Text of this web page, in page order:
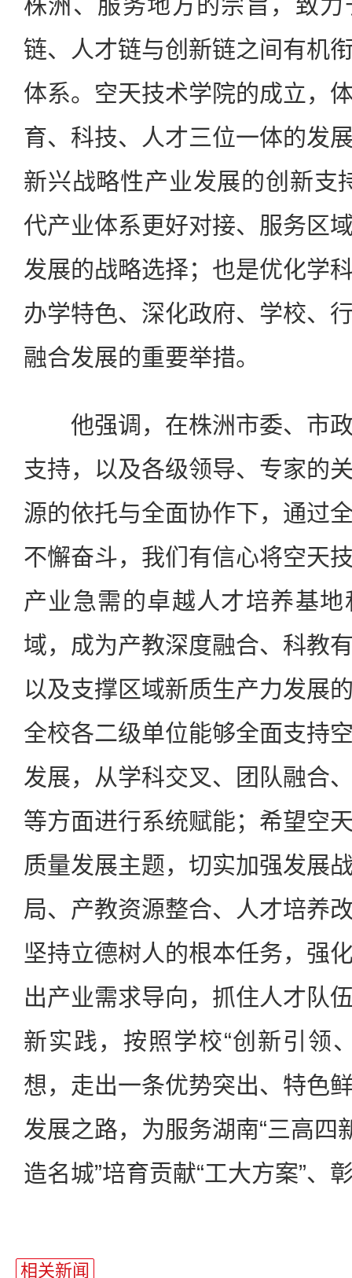
链、人才链与创新链之间有机
体系。空天技术学院的成立，
育、科技、人才三位一体的发
新兴战略性产业发展的创新支
代产业体系更好对接、服务区
发展的战略选择；也是优化学
办学特色、深化政府、学校、
融合发展的重要举措。
他强调，在株洲市委、市政
支持，以及各级领导、专家的
源的依托与全面协作下，通过
不懈奋斗，我们有信心将空天
产业急需的卓越人才培养基
域，成为产教深度融合、科教
以及支撑区域新质生产力发展
全校各二级单位能够全面支持
发展，从学科交叉、团队融合
等方面进行系统赋能；希望空
质量发展主题，切实加强发展
局、产教资源整合、人才培养
坚持立德树人的根本任务，强
出产业需求导向，抓住人才队
新实践，按照学校“创新引领
想，走出一条优势突出、特色
发展之路，为服务湖南“三高四
造名城”培育贡献“工大方案”、
相关新闻